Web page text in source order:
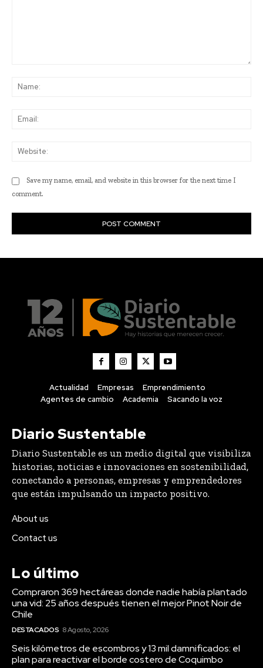
Actualidad Empresas
Emprendimiento
Agentes de cambio
Academia Sacando la voz
Diario Sustentable
Diario Sustentable es un medio digital que visibiliza
historias, noticias e innovaciones en sostenibilidad,
conectando a personas, empresas y emprendedores
que están impulsando un impacto positivo.
About us
Contact us
Lo último
Compraron 369 hectáreas donde nadie había plantado
una vid: 25 años después tienen el mejor Pinot Noir de
Chile
DESTACADOS 8 Agosto, 2026
Seis kilómetros de escombros y 13 mil damnificados: el
plan para reactivar el borde costero de Coquimbo